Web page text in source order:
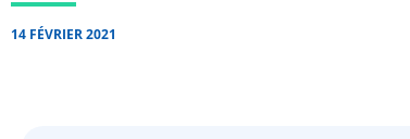
14 FÉVRIER 2021